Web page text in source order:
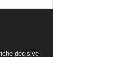
decisive